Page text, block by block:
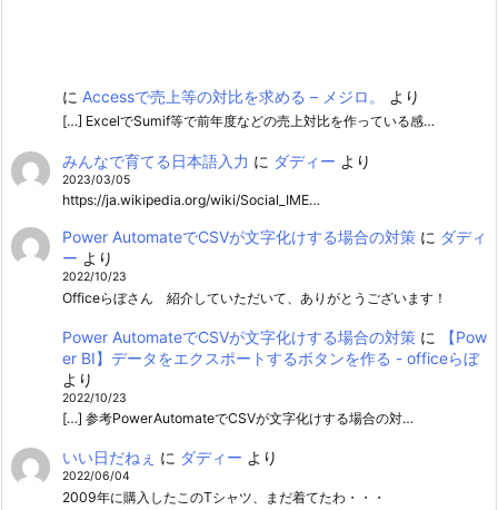
に Accessで売上等の対比を求める – メジロ。 より
[…] ExcelでSumif等で前年度などの売上対比を作っている感…
みんなで育てる日本語入力 に ダディー より
2023/03/05
https://ja.wikipedia.org/wiki/Social_IME…
Power AutomateでCSVが文字化けする場合の対策に ダディ
ー より
2022/10/23
Officeらぼさん 紹介していただいて、ありがとうございます！
Power AutomateでCSVが文字化けする場合の対策に
【Pow
er BI】データをエクスポートするボタンを作る - officeらぼ
より
2022/10/23
[…] 参考PowerAutomateでCSVが文字化けする場合の対…
いい日だねぇ に ダディー より
2022/06/04
2009年に購入したこのTシャツ、まだ着てたわ・・・